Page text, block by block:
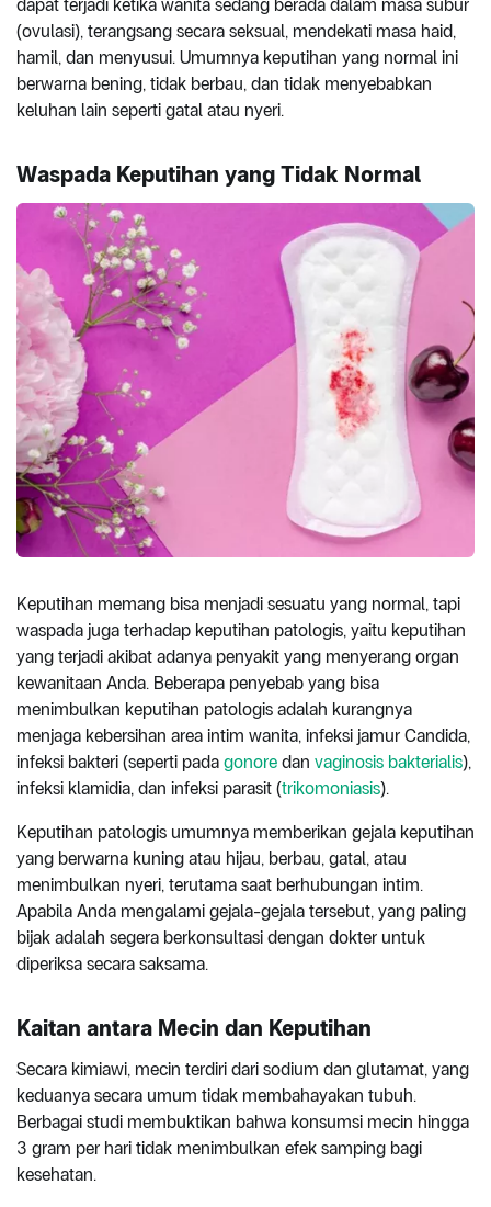
dapat terjadi ketika wanita sedang berada dalam masa subur
(ovulasi), terangsang secara seksual, mendekati masa haid,
hamil, dan menyusui. Umumnya keputihan yang normal ini
berwarna bening, tidak berbau, dan tidak menyebabkan
keluhan lain seperti gatal atau nyeri.
Waspada Keputihan yang Tidak Normal
Keputihan memang bisa menjadi sesuatu yang normal, tapi
waspada juga terhadap keputihan patologis, yaitu keputihan
yang terjadi akibat adanya penyakit yang menyerang organ
kewanitaan Anda. Beberapa penyebab yang bisa
menimbulkan keputihan patologis adalah kurangnya
menjaga kebersihan area intim wanita, infeksi jamur Candida,
infeksi bakteri (seperti pada gonore dan vaginosis bakterialis),
infeksi klamidia, dan infeksi parasit (trikomoniasis).
Keputihan patologis umumnya memberikan gejala keputihan
yang berwarna kuning atau hijau, berbau, gatal, atau
menimbulkan nyeri, terutama saat berhubungan intim.
Apabila Anda mengalami gejala-gejala tersebut, yang paling
bijak adalah segera berkonsultasi dengan dokter untuk
diperiksa secara saksama.
Kaitan antara Mecin dan Keputihan
Secara kimiawi, mecin terdiri dari sodium dan glutamat, yang
keduanya secara umum tidak membahayakan tubuh.
Berbagai studi membuktikan bahwa konsumsi mecin hingga
3 gram per hari tidak menimbulkan efek samping bagi
kesehatan.